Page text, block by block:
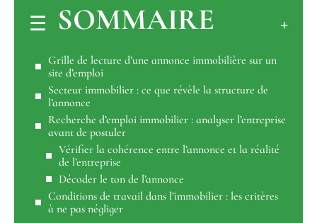
SOMMAIRE
Grille de lecture d’une annonce immobilière sur un
site d’emploi
Secteur immobilier : ce que révèle la structure de
l’annonce
Recherche d’emploi immobilier : analyser l’entreprise
avant de postuler
Vérifier la cohérence entre l’annonce et la réalité
de l’entreprise
Décoder le ton de l’annonce
Conditions de travail dans l’immobilier : les critères
à ne pas négliger